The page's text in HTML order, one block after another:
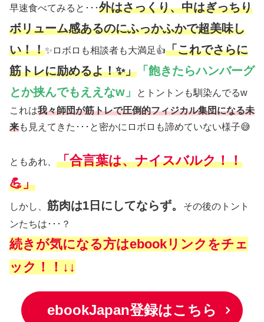
早速食べてみると･･･外はさっくり、中はぎっちり
ボリューム感あるのにふっかふかで超美味し
い！！✨ロボロも相談者も大満足👍「これでさらに
筋トレに励めるよ！✨」 「飽きたらハンバーグ
とか挟んでもええなw」
とトントンも馴染んでるw
これは我々師団が筋トレで圧倒的フィジカル集団になる未
来も見えてきた･･･と密かにロボロも諦めていない様子😅
ともあれ、 「合言葉は、ナイスバルク！！
💪」
しかし、 筋肉は1日にしてならず。
その後のトント
ンたちは･･･？
続きが気になる方はebookリンクをチェ
ック！！↓↓
ebookJapan登録はこちら